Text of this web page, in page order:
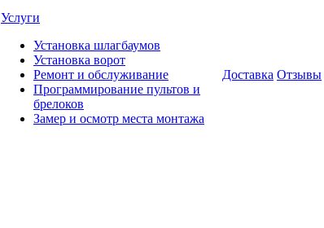
Услуги
Установка шлагбаумов
Установка ворот
Ремонт и обслуживание
Программирование пультов и
брелоков
Замер и осмотр места монтажа
Доставка Отзывы